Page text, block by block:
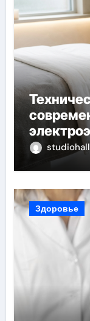
Здоровье